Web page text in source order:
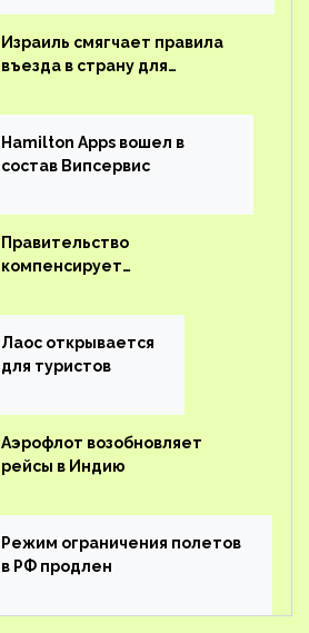
Израиль смягчает правила
въезда в страну для
Hamilton Apps вошел в
состав Випсервис
Правительство
компенсирует
вывоз россиян из-за рубежа
Лаос открывается
для туристов
Аэрофлот возобновляет
рейсы в Индию
Режим ограничения полетов
в РФ продлен